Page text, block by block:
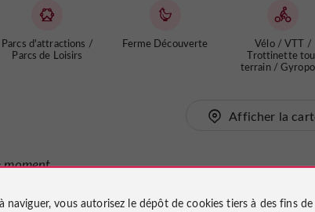
Parcs d'attractions /
Parcs de Loisirs
Ferme Découverte
Vélo / VTT /
Trottinette
terrain /
Afficher la
naviguer, vous autorisez le dépôt de cookies tiers à des fins de